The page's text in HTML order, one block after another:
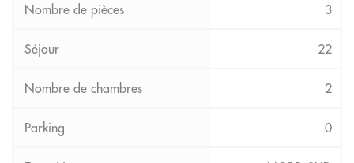
3
22
2
0